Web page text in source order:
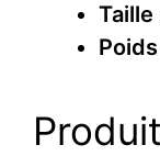
Taille